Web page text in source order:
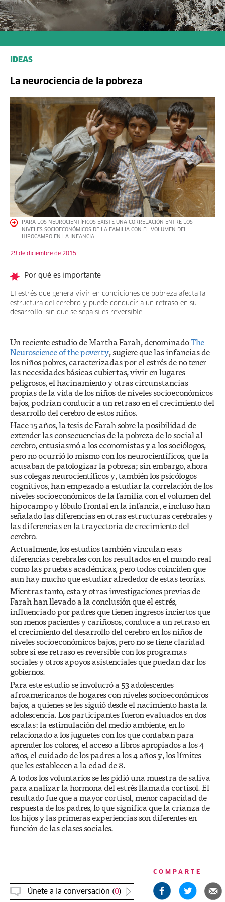
IDEAS
La neurociencia de la pobreza
PARA LOS NEUROCIENTÍFICOS EXISTE UNA CORRELACIÓN ENTRE LOS
NIVELES SOCIOECONÓMICOS DE LA FAMILIA CON EL VOLUMEN DEL
HIPOCAMPO EN LA INFANCIA.
29 de diciembre de 2015
Por qué es importante
El estrés que genera vivir en condiciones de pobreza afecta la
estructura del cerebro y puede conducir a un retraso en su
desarrollo, sin que se sepa si es reversible.
Un reciente estudio de Martha Farah, denominadoThe
Neuroscience of the poverty, sugiere que las infancias de
los niños pobres, caracterizadas por el estrés de no tener
las necesidades básicas cubiertas, vivir en lugares
peligrosos, el hacinamiento y otras circunstancias
propias de la vida de los niños de niveles socioeconómicos
bajos, podrían conducir a un retraso en el crecimiento del
desarrollo del cerebro de estos niños.
Hace 15 años, la tesis de Farah sobre la posibilidad de
extender las consecuencias de la pobreza de lo social al
cerebro, entusiasmó a los economistas y a los sociólogos,
pero no ocurrió lo mismo con los neurocientíficos, que la
acusaban de patologizar la pobreza; sin embargo, ahora
sus colegas neurocientíficos y, también los psicólogos
cognitivos, han empezado a estudiar la correlación de los
niveles socioeconómicos de la familia con el volumen del
hipocampo y lóbulo frontal en la infancia, e incluso han
señalado las diferencias en otras estructuras cerebrales y
las diferencias en la trayectoria de crecimiento del
cerebro.
Actualmente, los estudios también vinculan esas
diferencias cerebrales con los resultados en el mundo real
como las pruebas académicas, pero todos coinciden que
aun hay mucho que estudiar alrededor de estas teorías.
Mientras tanto, esta y otras investigaciones previas de
Farah han llevado a la conclusión que el estrés,
influenciado por padres que tienen ingresos inciertos que
son menos pacientes y cariñosos, conduce a un retraso en
el crecimiento del desarrollo del cerebro en los niños de
niveles socioeconómicos bajos, pero no se tiene claridad
sobre si ese retraso es reversible con los programas
sociales y otros apoyos asistenciales que puedan dar los
gobiernos.
Para este estudio se involucró a 53 adolescentes
afroamericanos de hogares con niveles socioeconómicos
bajos, a quienes se les siguió desde el nacimiento hasta la
adolescencia. Los participantes fueron evaluados en dos
escalas: la estimulación del medio ambiente, en lo
relacionado a los juguetes con los que contaban para
aprender los colores, el acceso a libros apropiados a los 4
años, el cuidado de los padres a los 4 años y, los límites
que les establecen a la edad de 8.
A todos los voluntarios se les pidió una muestra de saliva
para analizar la hormona del estrés llamada cortisol. El
resultado fue que a mayor cortisol, menor capacidad de
respuesta de los padres, lo que significa que la crianza de
los hijos y las primeras experiencias son diferentes en
función de las clases sociales.
Únete a la conversación (0)
COMPARTE